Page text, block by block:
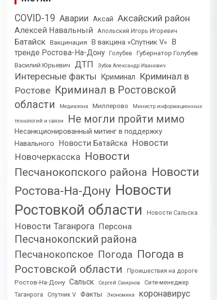
COVID-19 Аварии Аксай Аксайский район
Алексей Навальный Апольский Игорь Игоревич
Батайск Вакцинация В вакцина «Спутник V»
В
тренде Ростова-На-Дону
Голубев
Губернатор Голубев
Василий Юрьевич
ДТП Зубов Александр Иванович
Интересные факты Криминал
Криминал в
Ростове Криминал в Ростовской
области
Медиазона Миллерово Министр информационных
технологий и связи Не могли пройти мимо
Несанкционированный митинг в поддержку
Навального
Новости Батайска Новости
Новочеркасска Новости
Песчанокопского района Новости
Ростова-На-Дону Новости
Ростовкой области
Новости Сальска
Новости Таганрога Персона
Песчанокопский района
Песчанокопское Погода Погода в
Ростовской области
Проишествия на дороге
Ростов-На-Дону Сальск Сергей Смирнов
Сити-менеджер
Таганрога
Спутник V Факты Экономика коронавирус